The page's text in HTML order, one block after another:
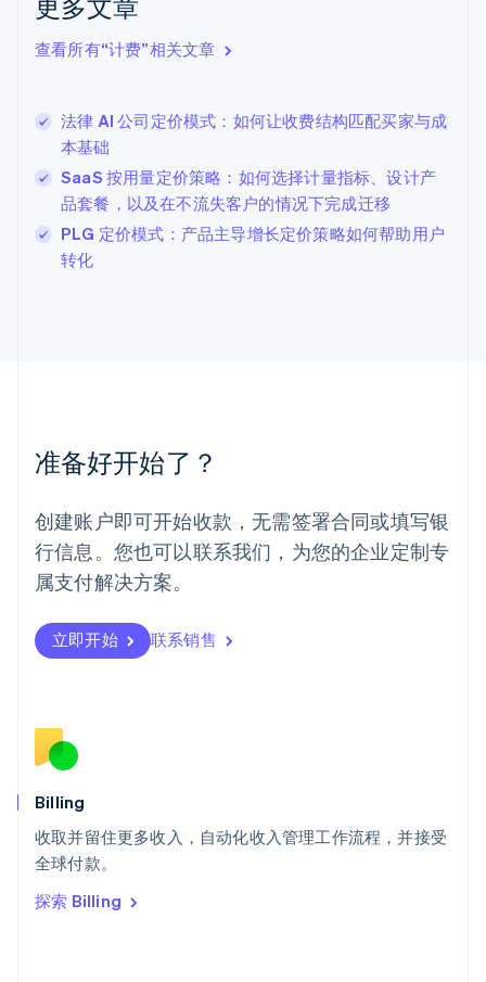
查看所有“计费”相关文章
法律 AI 公司定价模式：如何让收费结构匹配买家与成
本基础
SaaS 按用量定价策略：如何选择计量指标、设计产
品套餐，以及在不流失客户的情况下完成迁移
PLG 定价模式：产品主导增长定价策略如何帮助用户
转化
准备好开始了？
创建账户即可开始收款，无需签署合同或填写银
行信息。您也可以联系我们，为您的企业定制专
属支付解决方案。
立即开始 联系销售
Billing
收取并留住更多收入，自动化收入管理工作流程，并接受
全球付款。
探索 Billing
克罗地亚
EnglishItaliano
立陶宛
English
列支敦士登
DeutschEnglish
卢森堡
Français Deutsch English
罗马尼亚
English
挪威
葡萄牙
Português English
日本
日本語English
瑞典
瑞士
DeutschFrançais
English
斯洛文尼亚
泰国
ไทยEnglish
希腊
English
西班牙